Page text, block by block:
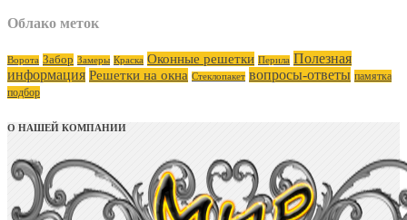
Облако меток
Ворота Забор Замеры Краска Оконные решетки Перила Полезная
информация Решетки на окна Стеклопакет вопросы-ответы памятка
подбор
О НАШЕЙ КОМПАНИИ